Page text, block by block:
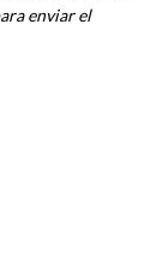
enviar el